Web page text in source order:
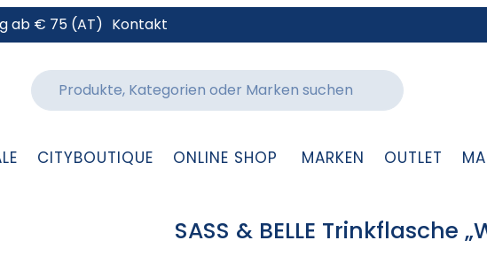
ab € 75 (AT) Kontakt
CITYBOUTIQUE ONLINE SHOP MARKEN OUTLET
SASS & BELLE Trinkflasche